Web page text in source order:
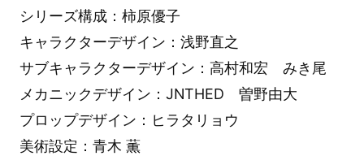
シリーズ構成：柿原優子
キャラクターデザイン：浅野直之
サブキャラクターデザイン：高村和宏 みき尾
メカニックデザイン：JNTHED 曽野由大
プロップデザイン：ヒラタリョウ
美術設定：青木 薫